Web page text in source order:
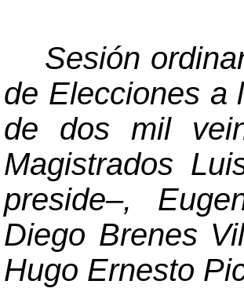
Sesión
de Elecciones a
de dos mil
Magistrados
preside–,
Diego Brenes
Hugo Ernesto